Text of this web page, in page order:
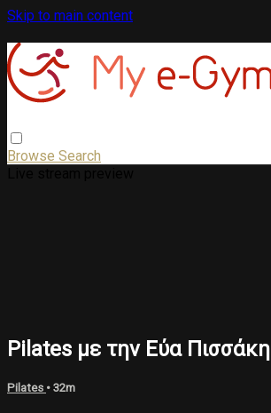
Skip to main content
Browse Search
Pilates με την Εύα Πισσάκη
Pilates • 32m